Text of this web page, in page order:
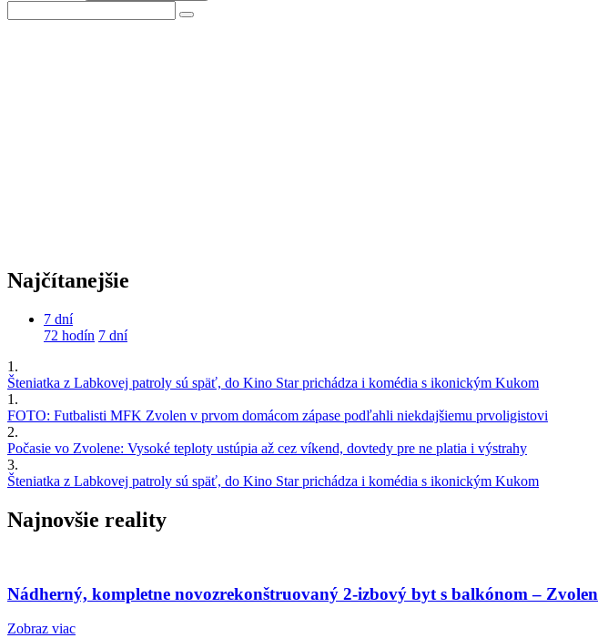
Najčítanejšie
7 dní
72 hodín 7 dní
1.
Šteniatka z Labkovej patroly sú späť, do Kino Star prichádza i komédia s ikonickým Kukom
1.
FOTO: Futbalisti MFK Zvolen v prvom domácom zápase podľahli niekdajšiemu prvoligistovi
2.
Počasie vo Zvolene: Vysoké teploty ustúpia až cez víkend, dovtedy pre ne platia i výstrahy
3.
Šteniatka z Labkovej patroly sú späť, do Kino Star prichádza i komédia s ikonickým Kukom
Najnovšie reality
Nádherný, kompletne novozrekonštruovaný 2-izbový byt s balkónom – Zvolen
Zobraz viac